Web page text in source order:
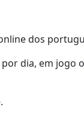
dos
dia, em jogo